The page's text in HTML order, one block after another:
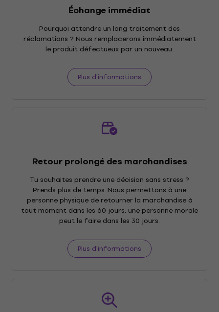
Échange immédiat
Pourquoi attendre un long traitement des
réclamations ? Nous remplacerons immédiatement
le produit défectueux par un nouveau.
Plus d'informations
Retour prolongé des marchandises
Tu souhaites prendre une décision sans stress ?
Prends plus de temps. Nous permettons à une
personne physique de retourner la marchandise à
tout moment dans les 60 jours, une personne morale
peut le faire dans les 30 jours.
Plus d'informations